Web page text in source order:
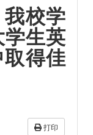
校学
生英
得佳
打印